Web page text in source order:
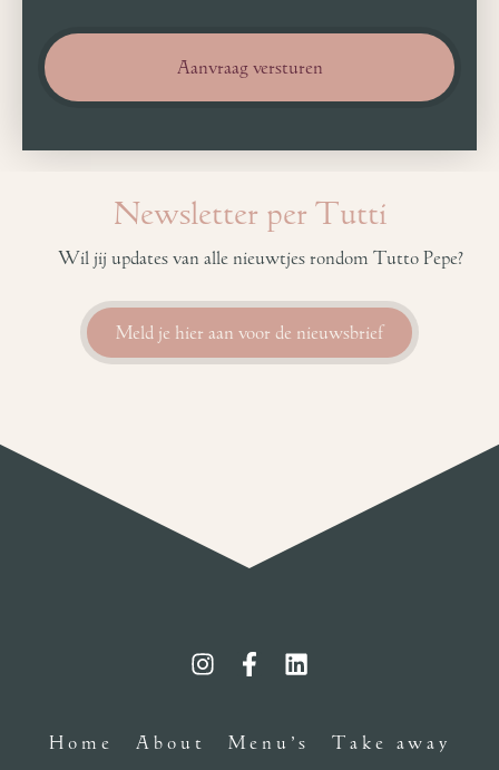
Newsletter per Tutti
Wil jij updates van alle nieuwtjes rondom Tutto Pepe?
Meld je hier aan voor de nieuwsbrief
Home About Menu’s Take away